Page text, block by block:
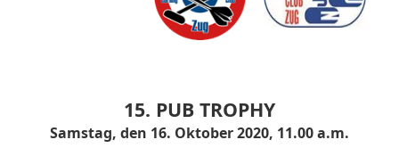
15. PUB TROPHY
Samstag, den 16. Oktober 2020, 11.00a.m.